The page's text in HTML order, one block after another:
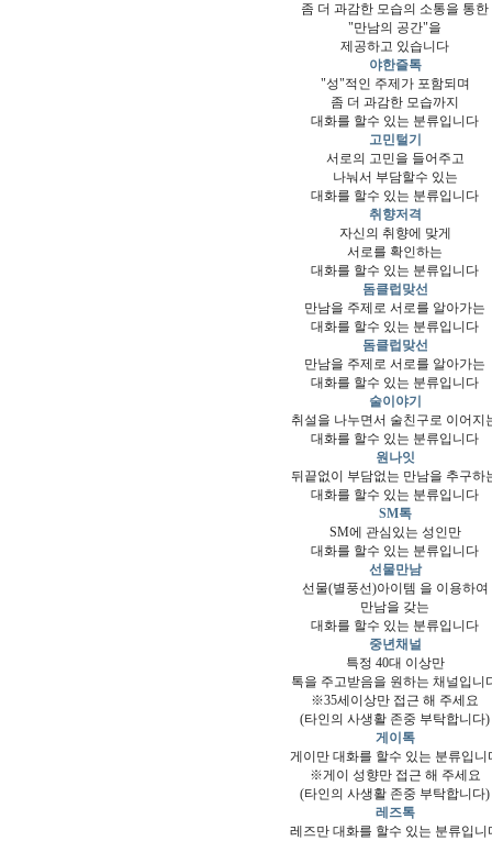
좀 더 과감한 모습의 소통을 통한
"만남의 공간"을
제공하고 있습니다
야한즐톡
"성"적인 주제가 포함되며
좀 더 과감한 모습까지
대화를 할수 있는 분류입니다
고민털기
서로의 고민을 들어주고
나눠서 부담할수 있는
대화를 할수 있는 분류입니다
취향저격
자신의 취향에 맞게
서로를 확인하는
대화를 할수 있는 분류입니다
돔클럽맞선
만남을 주제로 서로를 알아가는
대화를 할수 있는 분류입니다
돔클럽맞선
만남을 주제로 서로를 알아가는
대화를 할수 있는 분류입니다
술이야기
취설을 나누면서 술친구로 이어지
대화를 할수 있는 분류입니다
원나잇
뒤끝없이 부담없는 만남을 추구하
대화를 할수 있는 분류입니다
SM톡
SM에 관심있는 성인만
대화를 할수 있는 분류입니다
선물만남
선물(별풍선)아이템 을 이용하여
만남을 갖는
대화를 할수 있는 분류입니다
중년채널
특정 40대 이상만
톡을 주고받음을 원하는 채널입니
※35세이상만 접근 해 주세요
(타인의 사생활 존중 부탁합니다)
게이톡
게이만 대화를 할수 있는 분류입니
※게이 성향만 접근 해 주세요
(타인의 사생활 존중 부탁합니다)
레즈톡
레즈만 대화를 할수 있는 분류입니